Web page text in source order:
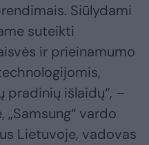
Siūlydami
suteikti
ir prieinamumo
pradinių išlaidų“, –
„Samsung“ vardo
Lietuvoje, vadovas